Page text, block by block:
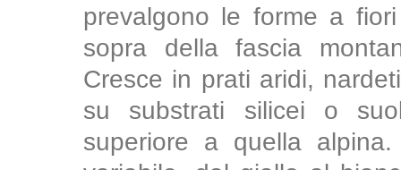
prevalgono le forme a
sopra della fascia
Cresce in prati aridi,
su substrati silicei o
superiore a quella